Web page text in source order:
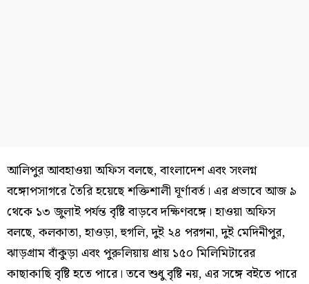
আলিপুর আবহাওয়া অফিস বলছে, বাংলাদেশ এবং সংলগ্ন
বঙ্গোপসাগরে তৈরি হয়েছে শক্তিশালী ঘূর্ণাবর্ত। এর প্রভাবে আজ ৯
থেকে ১৩ জুলাই পর্যন্ত বৃষ্টি বাড়বে দক্ষিণবঙ্গে। হাওয়া অফিস
বলছে, কলকাতা, হাওড়া, হুগলি, দুই ২৪ পরগনা, দুই মেদিনীপুর,
ঝাড়গ্রাম বাঁকুড়া এবং পুরুলিয়ায় প্রায় ১৫০ মিলিমিটারের
কাছাকাছি বৃষ্টি হতে পারে। তবে শুধু বৃষ্টি নয়, এর সঙ্গে বইতে পারে